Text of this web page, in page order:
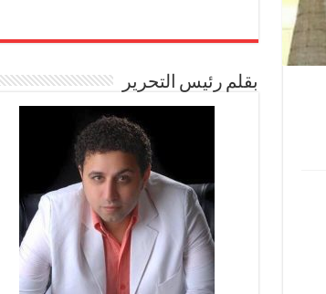
بقلم رئيس التحرير